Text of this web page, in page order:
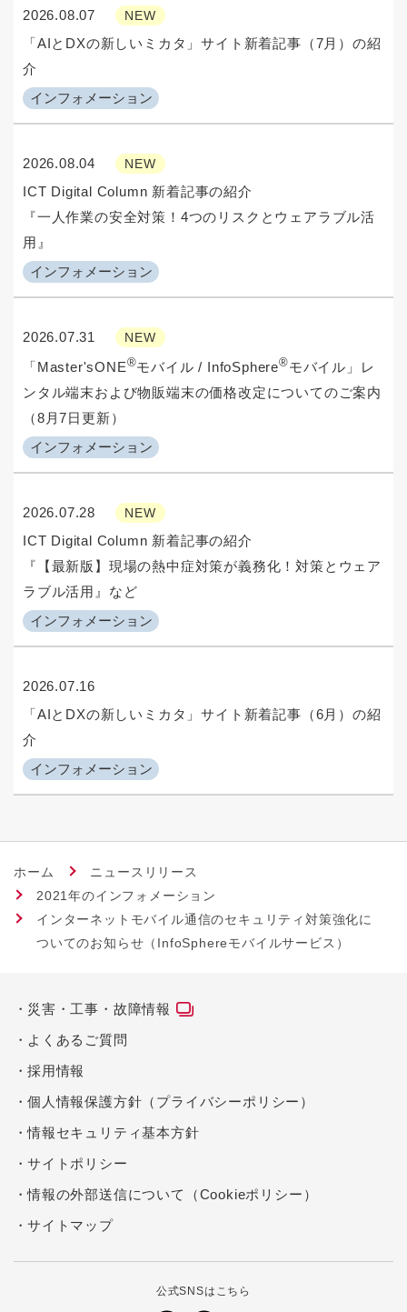
2026.08.07 NEW
インフォメーション
「AIとDXの新しいミカタ」サイト新着記事（7月）の紹
介
2026.08.04 NEW
インフォメーション
ICT Digital Column 新着記事の紹介
『一人作業の安全対策！4つのリスクとウェアラブル活
用』
2026.07.31 NEW
インフォメーション
「Master'sONE®モバイル / InfoSphere®モバイル」レ
ンタル端末および物販端末の価格改定についてのご案内
（8月7日更新）
2026.07.28 NEW
インフォメーション
ICT Digital Column 新着記事の紹介
『【最新版】現場の熱中症対策が義務化！対策とウェア
ラブル活用』など
2026.07.16
インフォメーション
「AIとDXの新しいミカタ」サイト新着記事（6月）の紹
介
ホーム
ニュースリリース
2021年のインフォメーション
インターネットモバイル通信のセキュリティ対策強化に
ついてのお知らせ（InfoSphereモバイルサービス）
災害・工事・故障情報
よくあるご質問
採用情報
個人情報保護方針（プライバシーポリシー）
情報セキュリティ基本方針
サイトポリシー
情報の外部送信について（Cookieポリシー）
サイトマップ
公式SNSはこちら